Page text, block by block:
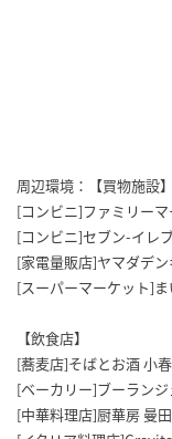
周辺環境：【買物施設】
[コンビニ]ファミリー
[コンビニ]セブン-イレ
[家電量販店]ヤマダデ
[スーパーマーケット]
【飲食店】
[蕎麦店]そばとお酒 小
[ベーカリー]ブーラン
[中華料理店]厨華房 曼